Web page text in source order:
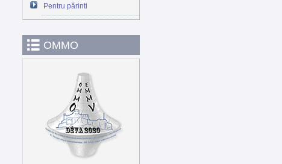
Pentru părinti
OMMO